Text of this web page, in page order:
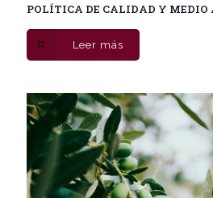
POLÍTICA DE CALIDAD Y MEDIO
Leer más